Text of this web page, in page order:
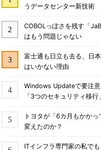
うデータセンター新技術
COBOLっぽさを残す「
はもう問題じゃない
富士通も日立も去る、日
はいかない理由
Windows Updateで要注
「3つのセキュリティ移行」
トヨタが「6カ月もかか
変えたのか？
ITインフラ専門家の私で